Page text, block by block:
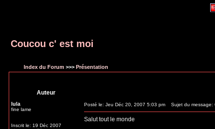
Coucou c' est moi
Index du Forum >>> Présentation
Auteur
lula
fine lame
Inscrit le: 19 Déc 2007
Posté le: Jeu Déc 20, 2007 5:03 pm Sujet du message:
Salut tout le monde